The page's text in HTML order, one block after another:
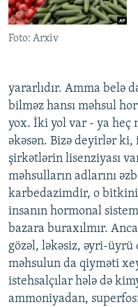
Foto: Arxiv
yararlıdır. Amma belə
bilməz hansı məhsul
yox. İki yol var - ya heç
əkəsən. Bizə deyirlər
şirkətlərin lisenziyası
məhsulların adlarını
karbedazimdir, o
insanın hormonal
bazara buraxılmır.
gözəl, ləkəsiz, əyri-üyrü
məhsulun da qiyməti
istehsalçılar hələ də
ammoniyadan,